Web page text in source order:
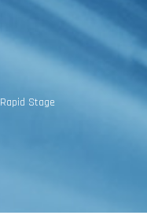
Rapid Stage